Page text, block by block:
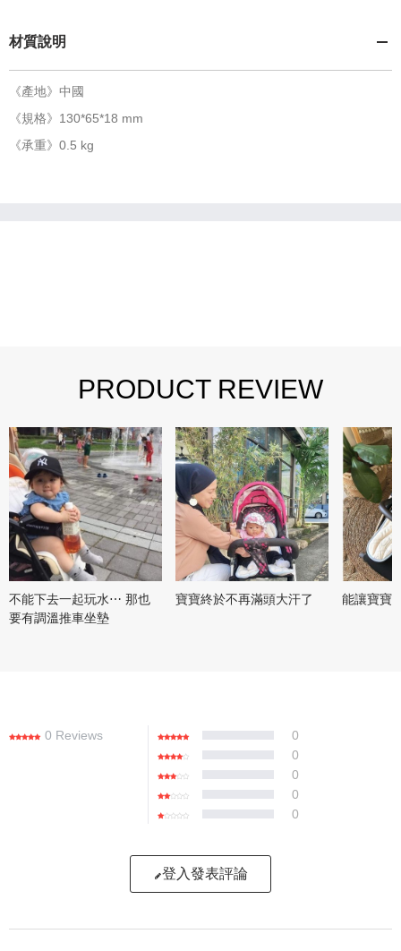
材質說明
《產地》中國
《規格》130*65*18 mm
《承重》0.5 kg
PRODUCT REVIEW
不能下去一起玩水⋯ 那也
要有調溫推車坐墊
寶寶終於不再滿頭大汗了 能讓寶寶
0 Reviews
0
0
0
0
0
登入發表評論